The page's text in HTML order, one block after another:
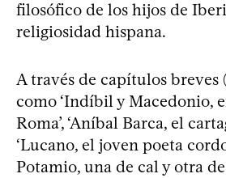
filosófico de los hijos de
religiosidad hispana.
A través de capítulos
como ‘Indíbil y Macedonio,
Roma’, ‘Aníbal Barca, el
‘Lucano, el joven poeta
Potamio, una de cal y otra de